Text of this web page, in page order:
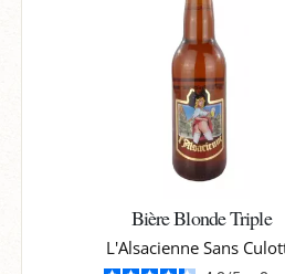
Bière Blonde Triple
L'Alsacienne Sans